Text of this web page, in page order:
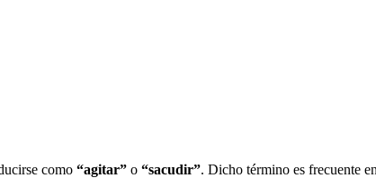
como “agitar” o “sacudir”. Dicho término es frecuente